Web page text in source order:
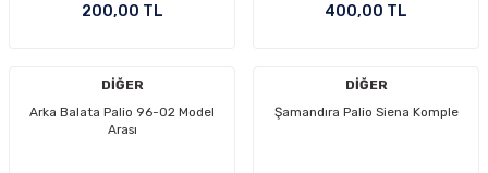
200,00 TL 400,00 TL
DİĞER
Arka Balata Palio 96-02 Model
Arası
DİĞER
Şamandıra Palio Siena Komple